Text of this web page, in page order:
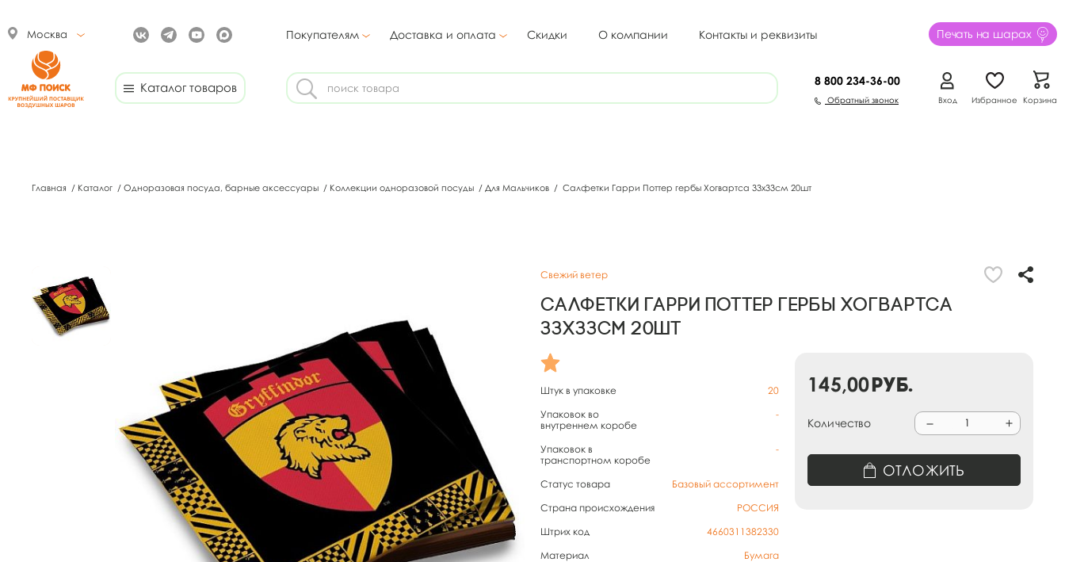
Москва Покупателям Доставка и оплата Скидки О компании Контакты и реквизиты Печать на шарах
Каталог товаров 8 800 234-36-00
Обратный звонок Вход Избранное Корзина
Главная / Каталог / Одноразовая посуда, барные аксессуары / Коллекции одноразовой посуды / Для Мальчиков / Салфетки Гарри Поттер гербы Хогвартса 33х33см 20шт
Свежий ветер
Салфетки Гарри Поттер гербы Хогвартса
33х33см 20шт
Штук в упаковке
20
Упаковок во
внутреннем коробе
-
Упаковок в
транспортном коробе
-
Статус товара
Базовый ассортимент
Страна происхождения
РОССИЯ
Штрих код
4660311382330
Материал
Бумага
145,00руб.
Количество
ОТЛОЖИТЬ